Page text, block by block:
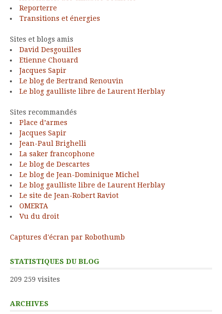
Reporterre
Transitions et énergies
Sites et blogs amis
David Desgouilles
Etienne Chouard
Jacques Sapir
Le blog de Bertrand Renouvin
Le blog gaulliste libre de Laurent Herblay
Sites recommandés
Place d’armes
Jacques Sapir
Jean-Paul Brighelli
La saker francophone
Le blog de Descartes
Le blog de Jean-Dominique Michel
Le blog gaulliste libre de Laurent Herblay
Le site de Jean-Robert Raviot
OMERTA
Vu du droit
Captures d'écran par Robothumb
STATISTIQUES DU BLOG
209 259 visites
ARCHIVES